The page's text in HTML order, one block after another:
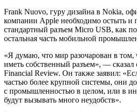
Frank Nuovo, гуру дизайна в Nokia,
компании Apple необходимо остыть и
стандартный разъем Micro USB, как
остальная часть мобильной
«Я думаю, что мир разочарован в
иметь собственный разъем», —
Financial Review. Он также заявил:
частью более крупной системы, они
с промышленностью в целом, или в
будут вызывать много неудобств».